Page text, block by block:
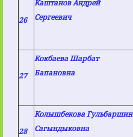
26
Каштанов Андрей
Сергеевич
27
Кокбаева Шарбат
Бапановна
28
Колышбекова Гульбаршин
Сагындыковна